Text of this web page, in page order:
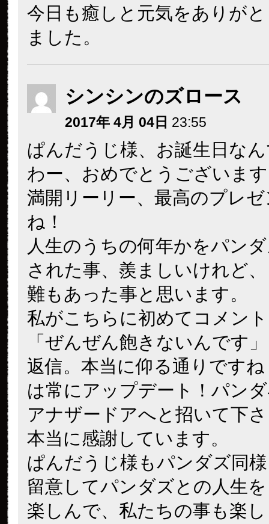
今日も癒しと元気をありが
ました。
シンシンのズロース
2017年 4月 04日 23:55
ぱんだうじ様、お誕生日な
わー、おめでとうございま
満開リーリー、最高のプレ
ね！
人生のうちの何年かをパン
された事、羨ましいけれど
難もあった事と思います。
私がこちらに初めてコメン
「ぜんぜん飽きないんです
返信。本当に仰る通りです
は常にアップデート！パン
アナザードアへと招いて下
本当に感謝しています。
ぱんだうじ様もパンダズ同
留意してパンダズとの人生
楽しんで、私たちの事も楽